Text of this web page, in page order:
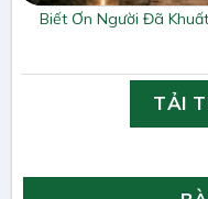
Biết Ơn Người Đã
TẢI